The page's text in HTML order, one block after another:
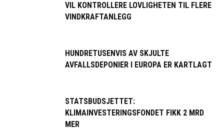
VIL KONTROLLERE LOVLIGHETEN TIL FLERE
VINDKRAFTANLEGG
HUNDRETUSENVIS AV SKJULTE
AVFALLSDEPONIER I EUROPA ER KARTLAGT
STATSBUDSJETTET:
KLIMAINVESTERINGSFONDET FIKK 2 MRD
MER